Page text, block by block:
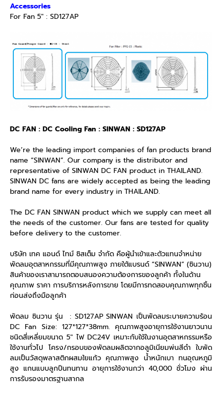
Accessories
For Fan 5″ : SD127AP
DC FAN : DC Cooling Fan : SINWAN : SD127AP
We’re the leading import companies of fan products brand
name “SINWAN”. Our company is the distributor and
representative of SINWAN DC FAN product in THAILAND.
SINWAN DC fans are widely accepted as being the leading
brand name for every industry in THAILAND.
The DC FAN SINWAN product which we supply can meet all
the needs of the customer. Our fans are tested for quality
before delivery to the customer.
บริษัท เทค แอนด์ ไทม์ ซิสเต็ม จำกัด คือผู้นำเข้าและตัวแทนจำหน่าย
พัดลมอุตสาหกรรมที่มีคุณภาพสูง ภายใต้แบรนด์ “SINWAN” (ซินวาน)
สินค้าของเราสามารถตอบสนองความต้องการของลูกค้า ทั้งในด้าน
คุณภาพ ราคา การบริการหลังการขาย โดยมีการทดสอบคุณภาพทุกชิ้น
ก่อนส่งถึงมือลูกค้า
พัดลม ซินวาน รุ่น : SD127AP SINWAN เป็นพัดลมระบายความร้อน
DC Fan Size: 127*127*38mm. คุณภาพสูงอายุการใช้งานยาวนาน
ชนิดสี่เหลี่ยมขนาด 5″ ไฟ DC24V เหมาะกับใช้ในงานอุตสาหกรรมหรือ
ใช้งานทั่วไป โครง/กรอบของพัดลมผลิตจากอลูมิเนียมพ่นสีดำ ใบพัด
ลมเป็นวัสดุพลาสติกผสมใยแก้ว คุณภาพสูง น้ำหนักเบา ทนอุณหภูมิ
สูง แกนแบบลูกปืนทนทาน อายุการใช้งานกว่า 40,000 ชั่วโมง ผ่าน
การรับรองมาตรฐานสากล